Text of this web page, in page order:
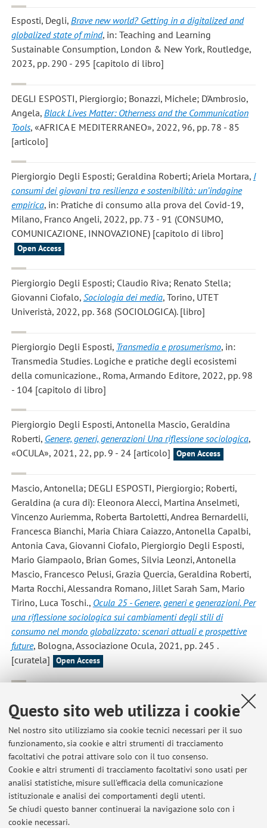
Questo sito web utilizza i cookie
Nel nostro sito utilizziamo sia cookie tecnici necessari per il suo
funzionamento, sia cookie e altri strumenti di tracciamento
facoltativi che potrai attivare solo con il tuo consenso.
Cookie e altri strumenti di tracciamento facoltativi sono usati per
analisi statistiche, misure sull'efficacia della comunicazione
istituzionale e analisi dei comportamenti degli utenti.
Se chiudi questo banner continuerai la navigazione solo con i
cookie necessari.
Esposti, Degli, Brave new world? Getting in a digitalized and
globalized state of mind, in: Teaching and Learning
Sustainable Consumption, London & New York, Routledge,
2023, pp. 290 - 295 [capitolo di libro]
DEGLI ESPOSTI, Piergiorgio; Bonazzi, Michele; D'Ambrosio,
Angela, Black Lives Matter: Otherness and the Communication
Tools, «AFRICA E MEDITERRANEO», 2022, 96, pp. 78 - 85
[articolo]
Piergiorgio Degli Esposti; Geraldina Roberti; Ariela Mortara, I
consumi dei giovani tra resilienza e sostenibilità: un’indagine
empirica, in: Pratiche di consumo alla prova del Covid-19,
Milano, Franco Angeli, 2022, pp. 73 - 91 (CONSUMO,
COMUNICAZIONE, INNOVAZIONE) [capitolo di libro]
Open Access
Piergiorgio Degli Esposti; Claudio Riva; Renato Stella;
Giovanni Ciofalo, Sociologia dei media, Torino, UTET
Univeristà, 2022, pp. 368 (SOCIOLOGICA). [libro]
Piergiorgio Degli Esposti, Transmedia e prosumerismo, in:
Transmedia Studies. Logiche e pratiche degli ecosistemi
della comunicazione., Roma, Armando Editore, 2022, pp. 98
- 104 [capitolo di libro]
Piergiorgio Degli Esposti, Antonella Mascio, Geraldina
Roberti, Genere, generi, generazioni Una riflessione sociologica,
«OCULA», 2021, 22, pp. 9 - 24 [articolo]
Open Access
Mascio, Antonella; DEGLI ESPOSTI, Piergiorgio; Roberti,
Geraldina (a cura di): Eleonora Alecci, Martina Anselmeti,
Vincenzo Auriemma, Roberta Bartoletti, Andrea Bernardelli,
Francesca Bianchi, Maria Chiara Caiazzo, Antonella Capalbi,
Antonia Cava, Giovanni Ciofalo, Piergiorgio Degli Esposti,
Mario Giampaolo, Brian Gomes, Silvia Leonzi, Antonella
Mascio, Francesco Pelusi, Grazia Quercia, Geraldina Roberti,
Marta Rocchi, Alessandra Romano, Jillet Sarah Sam, Mario
Tirino, Luca Toschi., Ocula 25 - Genere, generi e generazioni. Per
una riflessione sociologica sui cambiamenti degli stili di
consumo nel mondo globalizzato: scenari attuali e prospettive
future, Bologna, Associazione Ocula, 2021, pp. 245 .
[curatela]
Open Access
Piergiorgio Degli Esposti, Ariela Mortara, Geraldina Roberti
Sharing and Sustainable Consumption in the Era of COVID-19,
15 [articolo]
Open Access
1 2 3 4 5